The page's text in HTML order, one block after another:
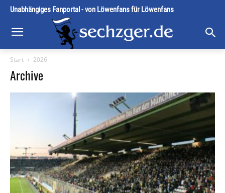
Unabhängiges Fanportal - von Löwenfans für Löwenfans
Start 2026
Archive